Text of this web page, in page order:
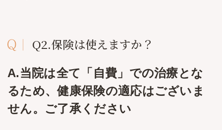
Q2.保険は使えますか？
A.当院は全て「自費」での治療とな
るため、健康保険の適応はございま
せん。ご了承ください